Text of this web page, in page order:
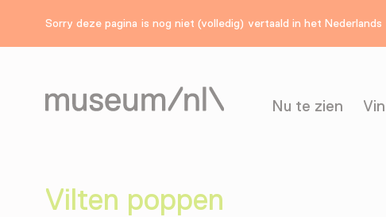
Sorry deze pagina is nog niet (volledig) vertaald in het Nederlands
Nu te zien
Vilten poppen